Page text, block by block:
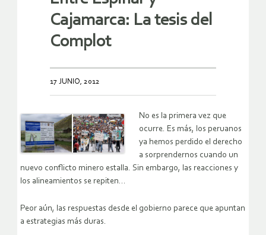
Cajamarca: La tesis del
Complot
17 JUNIO, 2012
No es la primera vez que
ocurre. Es más, los peruanos
ya hemos perdido el derecho
a sorprendernos cuando un
nuevo conflicto minero estalla. Sin embargo, las reacciones y
los alineamientos se repiten…
Peor aún, las respuestas desde el gobierno parece que apuntan
a estrategias más duras.